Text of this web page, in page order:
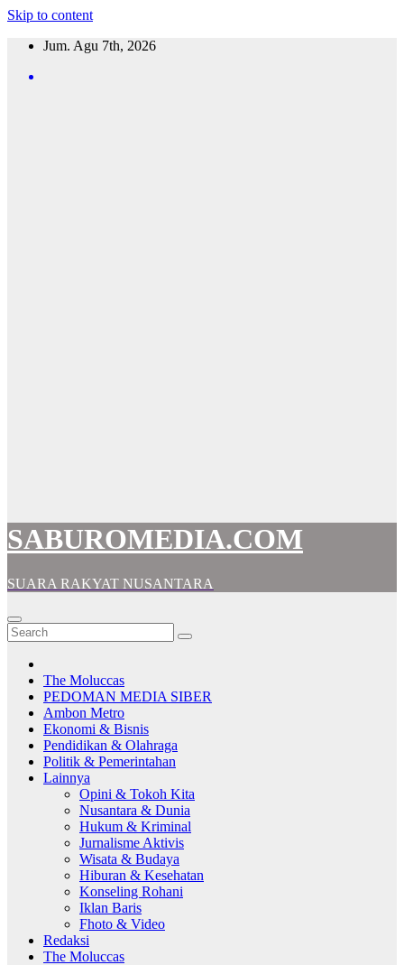
Skip to content
Jum. Agu 7th, 2026
SABUROMEDIA.COM
SUARA RAKYAT NUSANTARA
The Moluccas
PEDOMAN MEDIA SIBER
Ambon Metro
Ekonomi & Bisnis
Pendidikan & Olahraga
Politik & Pemerintahan
Lainnya
Opini & Tokoh Kita
Nusantara & Dunia
Hukum & Kriminal
Jurnalisme Aktivis
Wisata & Budaya
Hiburan & Kesehatan
Konseling Rohani
Iklan Baris
Fhoto & Video
Redaksi
The Moluccas